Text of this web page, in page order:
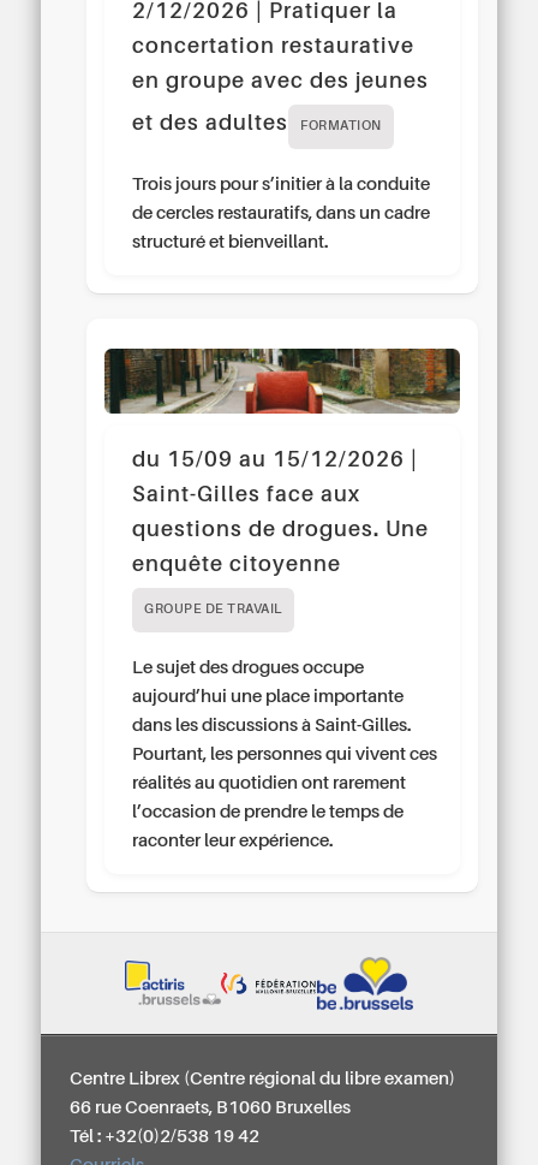
2/12/2026 | Pratiquer la
concertation restaurative
en groupe avec des jeunes
et des adultes
FORMATION
Trois jours pour s’initier à la conduite
de cercles restauratifs, dans un cadre
structuré et bienveillant.
du 15/09 au 15/12/2026 |
Saint-Gilles face aux
questions de drogues. Une
enquête citoyenne
GROUPE DE TRAVAIL
Le sujet des drogues occupe
aujourd’hui une place importante
dans les discussions à Saint-Gilles.
Pourtant, les personnes qui vivent ces
réalités au quotidien ont rarement
l’occasion de prendre le temps de
raconter leur expérience.
Centre Librex (Centre régional du libre examen)
66 rue Coenraets, B1060 Bruxelles
Tél : +32(0)2/538 19 42